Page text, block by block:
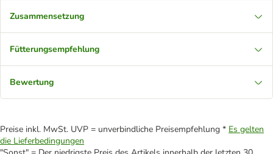
Zusammensetzung
Fütterungsempfehlung
Bewertung
Preise inkl. MwSt. UVP = unverbindliche Preisempfehlung * Es gelten
die Lieferbedingungen